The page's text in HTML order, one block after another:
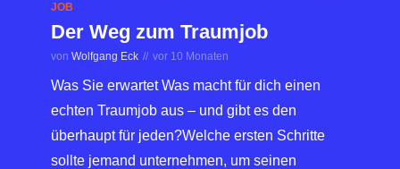
JOB
Der Weg zum Traumjob
von Wolfgang Eck vor 10 Monaten
Was Sie erwartet Was macht für dich einen
echten Traumjob aus – und gibt es den
überhaupt für jeden?Welche ersten Schritte
sollte jemand unternehmen, um seinen